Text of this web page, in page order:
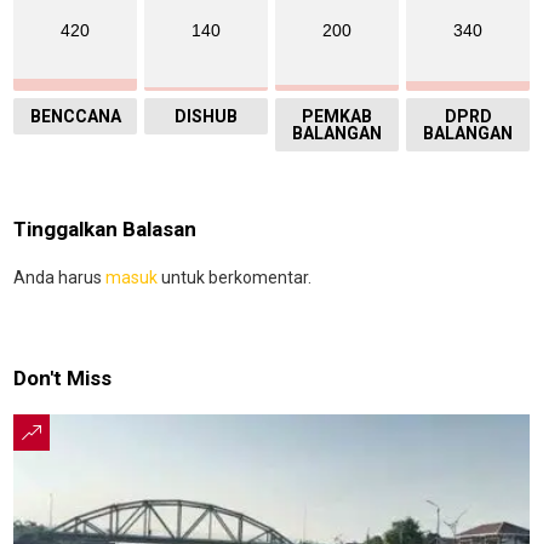
420
BENCCANA
140
DISHUB
200
PEMKAB
BALANGAN
340
DPRD
BALANGAN
Tinggalkan Balasan
Anda harus masukuntuk berkomentar.
Don't Miss